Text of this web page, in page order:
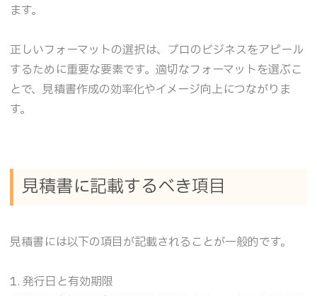
ます。
正しいフォーマットの選択は、プロのビジネスをアピール
するために重要な要素です。適切なフォーマットを選ぶこ
とで、見積書作成の効率化やイメージ向上につながりま
す。
見積書に記載するべき項目
見積書には以下の項目が記載されることが一般的です。
1. 発行日と有効期限